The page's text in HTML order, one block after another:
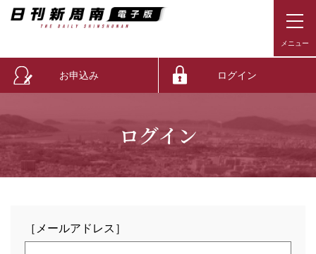
お申込み ログイン
ログイン
［メールアドレス］